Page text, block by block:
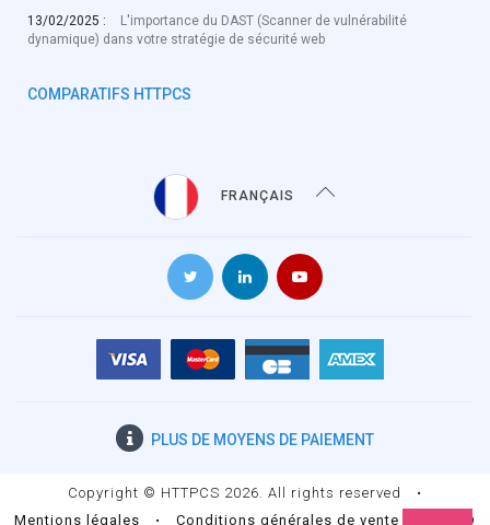
13/02/2025 :
L'importance du DAST (Scanner de vulnérabilité
dynamique) dans votre stratégie de sécurité web
COMPARATIFS HTTPCS
FRANÇAIS
PLUS DE MOYENS DE PAIEMENT
Copyright © HTTPCS 2026. All rights reserved
•
Mentions légales
• Conditions générales de vente RGPD